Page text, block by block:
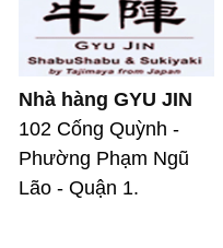
Nhà hàng GYU JIN
102 Cống Quỳnh -
Phường Phạm Ngũ
Lão - Quận 1.